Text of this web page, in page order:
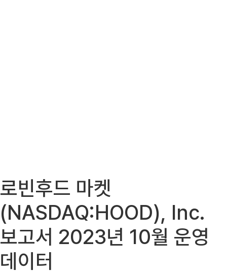
로빈후드 마켓
(NASDAQ:HOOD), Inc.
보고서 2023년 10월 운영
데이터